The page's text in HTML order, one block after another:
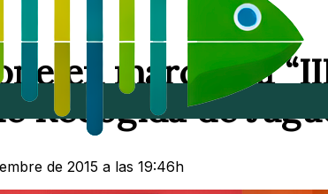
en marcha la
Recogida de
de 2015 a las 19:46h